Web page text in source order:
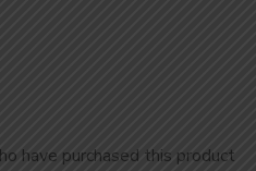
have purchased this product